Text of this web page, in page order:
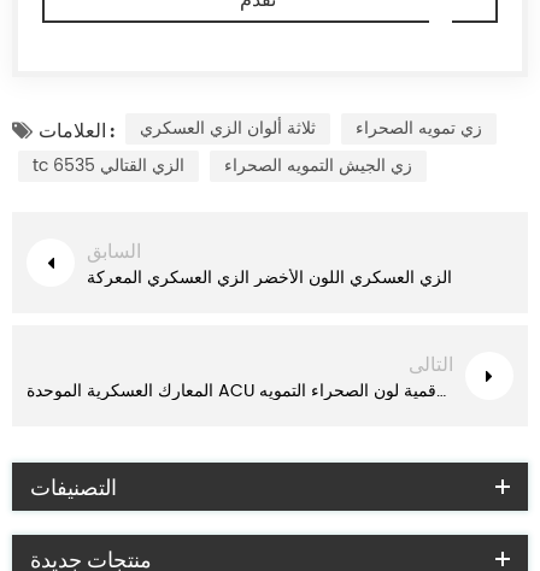
العلامات : ثلاثة ألوان الزي العسكري
زي تمويه الصحراء
tc 6535 الزي القتالي
زي الجيش التمويه الصحراء
السابق
الزي العسكري اللون الأخضر الزي العسكري المعركة
التالى
المعارك العسكرية الموحدة ACU الرقمية لون الصحراء التمويه
التصنيفات
منتجات جديدة